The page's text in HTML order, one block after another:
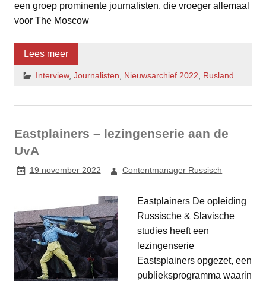
een groep prominente journalisten, die vroeger allemaal
voor The Moscow
Lees meer
Interview, Journalisten Nieuwsarchief 2022 Rusland
Eastplainers – lezingenserie aan de
UvA
19 november 2022 Contentmanager Russisch
Eastplainers De opleiding
Russische & Slavische
studies heeft een
lezingenserie
Eastsplainers opgezet, een
publieksprogramma waarin